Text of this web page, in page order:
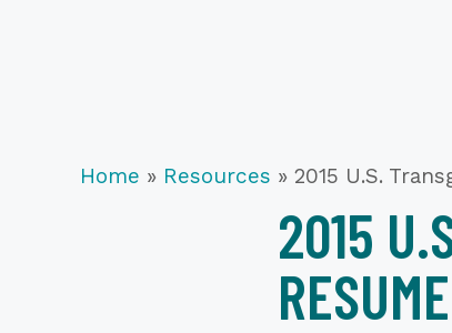
Home » Resources » 2015 U.S.
2015